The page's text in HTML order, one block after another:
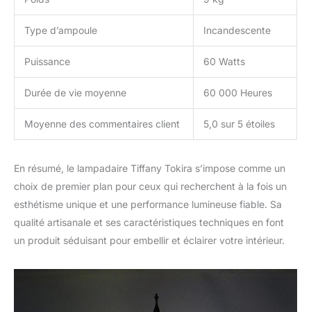
Type d’ampoule Incandescente
Puissance 60 Watts
Durée de vie moyenne 60 000 Heures
Moyenne des commentaires client 5,0 sur 5 étoiles
En résumé, le lampadaire Tiffany Tokira s’impose comme un
choix de premier plan pour ceux qui recherchent à la fois un
esthétisme unique et une performance lumineuse fiable. Sa
qualité artisanale et ses caractéristiques techniques en font
un produit séduisant pour embellir et éclairer votre intérieur.